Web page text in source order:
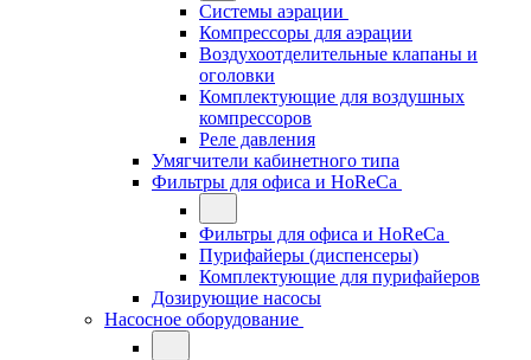
Системы аэрации
Компрессоры для аэрации
Воздухоотделительные клапаны и
оголовки
Комплектующие для воздушных
компрессоров
Реле давления
Умягчители кабинетного типа
Фильтры для офиса и HoReCa
Фильтры для офиса и HoReCa
Пурифайеры (диспенсеры)
Комплектующие для пурифайеров
Дозирующие насосы
Насосное оборудование